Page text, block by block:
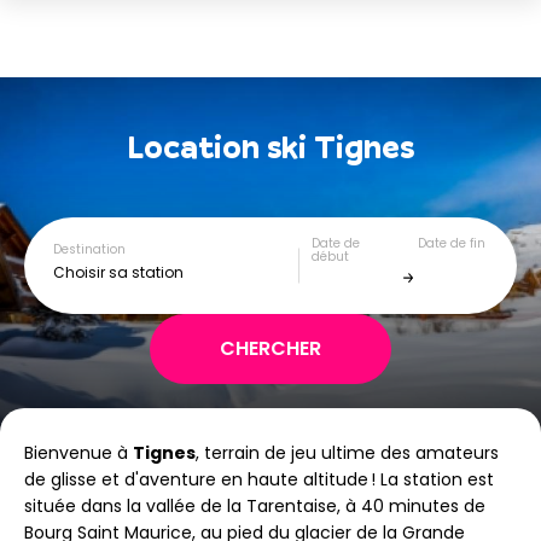
Location ski Tignes
Destination
Choisir sa station
Date de
début
Date de fin
Bienvenue à Tignes, terrain de jeu ultime des amateurs
de glisse et d'aventure en haute altitude ! La station est
située dans la vallée de la Tarentaise, à 40 minutes de
Bourg Saint Maurice, au pied du glacier de la Grande